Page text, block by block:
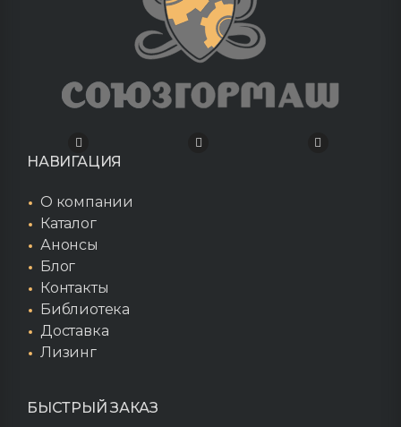
НАВИГАЦИЯ
О компании
Каталог
Анонсы
Блог
Контакты
Библиотека
Доставка
Лизинг
БЫСТРЫЙ ЗАКАЗ